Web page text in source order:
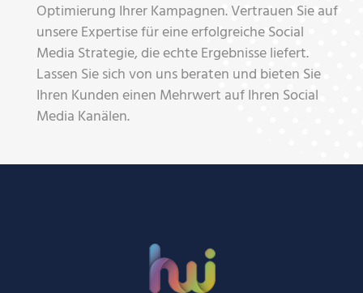
Optimierung Ihrer Kampagnen. Vertrauen Sie auf
unsere Expertise für eine erfolgreiche Social
Media Strategie, die echte Ergebnisse liefert.
Lassen Sie sich von uns beraten und bieten Sie
Ihren Kunden einen Mehrwert auf Ihren Social
Media Kanälen.